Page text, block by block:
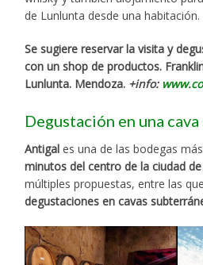
de Lunlunta desde una habitación.
Se sugiere reservar la visita y
con un shop de productos.
Lunlunta. Mendoza. +info:
Degustación en una
Antigales una de las bodegas
minutos del centro de la ciudad
múltiples propuestas, entre las
degustaciones en cavas